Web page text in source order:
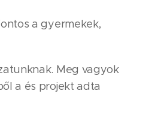
a gyermekek,
Meg vagyok
a és projekt adta